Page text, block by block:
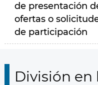
de presentación
ofertas o
de participación
División en